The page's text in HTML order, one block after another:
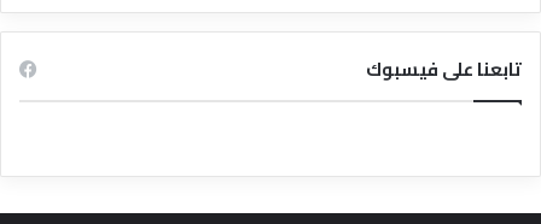
تابعنا على فيسبوك